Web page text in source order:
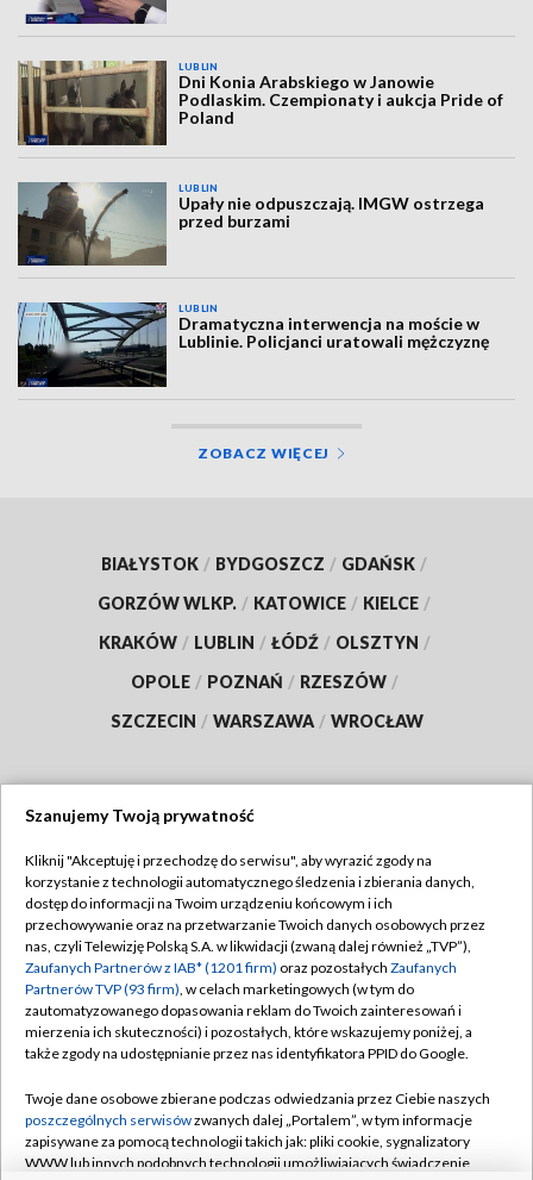
LUBLIN
Dni Konia Arabskiego w Janowie
Podlaskim. Czempionaty i aukcja Pride of
Poland
LUBLIN
Upały nie odpuszczają. IMGW ostrzega
przed burzami
LUBLIN
Dramatyczna interwencja na moście w
Lublinie. Policjanci uratowali mężczyznę
ZOBACZ WIĘCEJ
BIAŁYSTOK / BYDGOSZCZ / GDAŃSK /
GORZÓW WLKP. / KATOWICE / KIELCE /
KRAKÓW / LUBLIN / ŁÓDŹ / OLSZTYN /
OPOLE / POZNAŃ / RZESZÓW /
SZCZECIN / WARSZAWA / WROCŁAW
TVP
Abonament TVP
Emisja w TVP
Centrum informacji TVP
Naziemna Telewizja Cyfrowa
Rada Programowa
System NOS
Regulamin TVP
Polityka prywatności
Moje zgody
Pomoc
Kontakt
Szanujemy Twoją prywatność
Kliknij "Akceptuję i przechodzę do serwisu", aby wyrazić zgody na
korzystanie z technologii automatycznego śledzenia i zbierania danych,
dostęp do informacji na Twoim urządzeniu końcowym i ich
przechowywanie oraz na przetwarzanie Twoich danych osobowych przez
nas, czyli Telewizję Polską S.A. w likwidacji (zwaną dalej również „TVP”),
Zaufanych Partnerów z IAB* (1201 firm) oraz pozostałych Zaufanych
Partnerów TVP (93 firm), w celach marketingowych (w tym do
zautomatyzowanego dopasowania reklam do Twoich zainteresowań i
mierzenia ich skuteczności) i pozostałych, które wskazujemy poniżej, a
także zgody na udostępnianie przez nas identyfikatora PPID do Google.
Twoje dane osobowe zbierane podczas odwiedzania przez Ciebie naszych
poszczególnych serwisówzwanych dalej „Portalem”, w tym informacje
zapisywane za pomocą technologii takich jak: pliki cookie, sygnalizatory
WWW lub innych podobnych technologii umożliwiających świadczenie